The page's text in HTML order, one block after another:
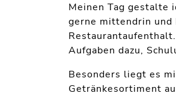
Meinen Tag gestalte
gerne mittendrin und
Aufgaben dazu,
Besonders liegt es
Getränkesortiment